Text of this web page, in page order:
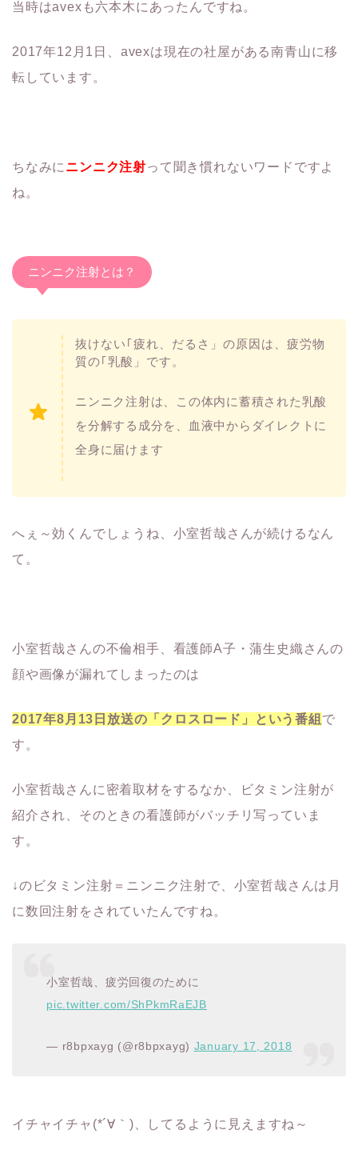
当時はavexも六本木にあったんですね。
2017年12月1日、avexは現在の社屋がある南青山に移
転しています。
ちなみに ニンニク注射って聞き慣れないワードですよ
ね。
ニンニク注射とは？
抜けない｢疲れ、だるさ」の原因は、疲労物
質の｢乳酸」です。
ニンニク注射は、この体内に蓄積された乳酸
を分解する成分を、血液中からダイレクトに
全身に届けます
へぇ～効くんでしょうね、小室哲哉さんが続けるなん
て。
小室哲哉さんの不倫相手、看護師A子・蒲生史織さんの
顔や画像が漏れてしまったのは
2017年8月13日放送の「クロスロード」という番組 で
す。
小室哲哉さんに密着取材をするなか、ビタミン注射が
紹介され、そのときの看護師がバッチリ写っていま
す。
↓のビタミン注射＝ニンニク注射で、小室哲哉さんは月
に数回注射をされていたんですね。
小室哲哉、疲労回復のために
pic.twitter.com/ShPkmRaEJB
— r8bpxayg (@r8bpxayg) January 17, 2018
イチャイチャ(*´∀｀)、してるように見えますね～